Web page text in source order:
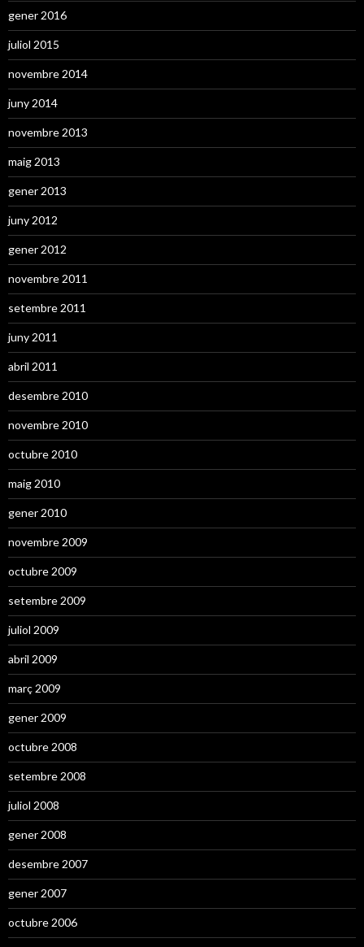
gener 2016
juliol 2015
novembre 2014
juny 2014
novembre 2013
maig 2013
gener 2013
juny 2012
gener 2012
novembre 2011
setembre 2011
juny 2011
abril 2011
desembre 2010
novembre 2010
octubre 2010
maig 2010
gener 2010
novembre 2009
octubre 2009
setembre 2009
juliol 2009
abril 2009
març 2009
gener 2009
octubre 2008
setembre 2008
juliol 2008
gener 2008
desembre 2007
gener 2007
octubre 2006